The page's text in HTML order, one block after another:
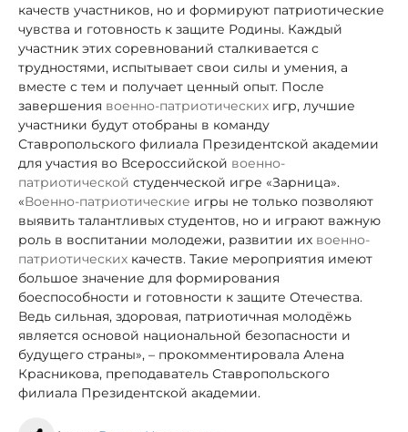
качеств участников, но и формируют патриотические
чувства и готовность к защите Родины. Каждый
участник этих соревнований сталкивается с
трудностями, испытывает свои силы и умения, а
вместе с тем и получает ценный опыт. После
завершения военно-патриотических игр, лучшие
участники будут отобраны в команду
Ставропольского филиала Президентской академии
для участия во Всероссийской военно-
патриотической студенческой игре «Зарница».
«Военно-патриотические игры не только позволяют
выявить талантливых студентов, но и играют важную
роль в воспитании молодежи, развитии их военно-
патриотических качеств. Такие мероприятия имеют
большое значение для формирования
боеспособности и готовности к защите Отечества.
Ведь сильная, здоровая, патриотичная молодёжь
является основой национальной безопасности и
будущего страны», – прокомментировала Алена
Красникова, преподаватель Ставропольского
филиала Президентской академии.